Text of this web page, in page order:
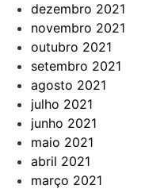
dezembro 2021
novembro 2021
outubro 2021
setembro 2021
agosto 2021
julho 2021
junho 2021
maio 2021
abril 2021
março 2021